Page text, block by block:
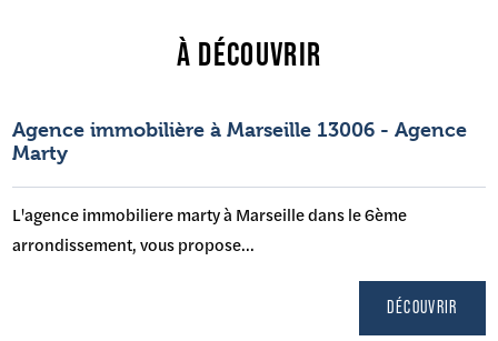
À DÉCOUVRIR
Agence immobilière à Marseille 13006 - Agence
Marty
L'agence immobiliere marty à Marseille dans le 6ème
arrondissement, vous propose...
DÉCOUVRIR